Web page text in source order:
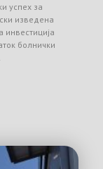
успех за
изведена
инвестиција
болнички